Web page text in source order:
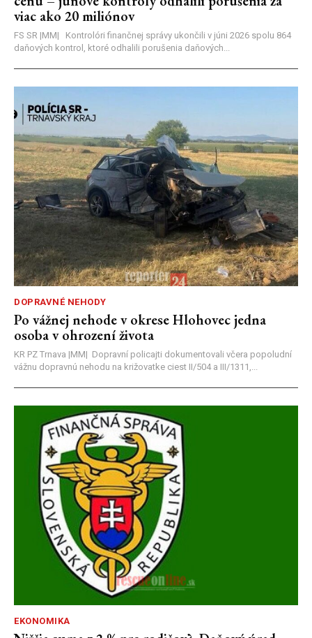
viac ako 20 miliónov
FS SR |MM| Kontrolóri finančnej správy ukončili v júni 2026 spolu 864
daňových kontrol, ktoré odhalili porušenia daňových...
DOPRAVNÉ NEHODY
Po vážnej nehode v okrese Hlohovec jedna
osoba v ohrození života
KR PZ Trnava |MM| Dopravní policajti dokumentovali včera popoludní
vážnu dopravnú nehodu na križovatke ciest II/504 a III/1311,...
EKONOMIKA